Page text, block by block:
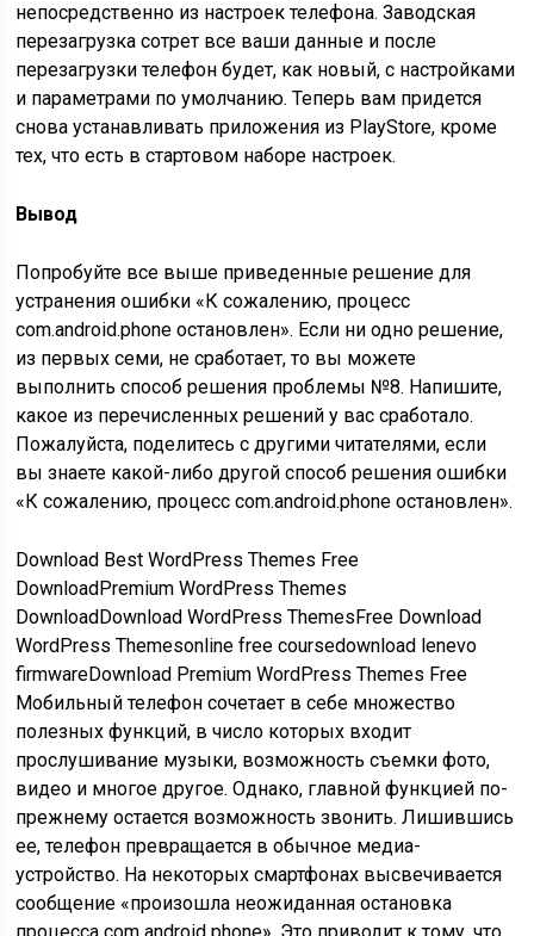
непосредственно из настроек телефона. Заводская
перезагрузка сотрет все ваши данные и после
перезагрузки телефон будет, как новый, с настройками
и параметрами по умолчанию. Теперь вам придется
снова устанавливать приложения из PlayStore, кроме
тех, что есть в стартовом наборе настроек.
Вывод
Попробуйте все выше приведенные решение для
устранения ошибки «К сожалению, процесс
com.android.phone остановлен». Если ни одно решение,
из первых семи, не сработает, то вы можете
выполнить способ решения проблемы №8. Напишите,
какое из перечисленных решений у вас сработало.
Пожалуйста, поделитесь с другими читателями, если
вы знаете какой-либо другой способ решения ошибки
«К сожалению, процесс com.android.phone остановлен».
Download Best WordPress Themes Free
DownloadPremium WordPress Themes
DownloadDownload WordPress ThemesFree Download
WordPress Themesonline free coursedownload lenevo
firmwareDownload Premium WordPress Themes Free
Мобильный телефон сочетает в себе множество
полезных функций, в число которых входит
прослушивание музыки, возможность съемки фото,
видео и многое другое. Однако, главной функцией по-
прежнему остается возможность звонить. Лишившись
ее, телефон превращается в обычное медиа-
устройство. На некоторых смартфонах высвечивается
сообщение «произошла неожиданная остановка